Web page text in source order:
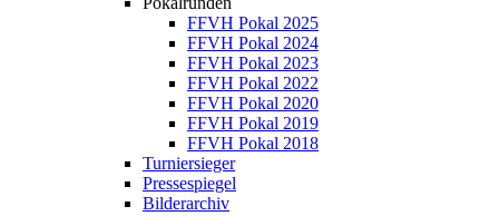
FFVH Pokal 2025
FFVH Pokal 2024
FFVH Pokal 2023
FFVH Pokal 2022
FFVH Pokal 2020
FFVH Pokal 2019
FFVH Pokal 2018
Turniersieger
Pressespiegel
Bilderarchiv